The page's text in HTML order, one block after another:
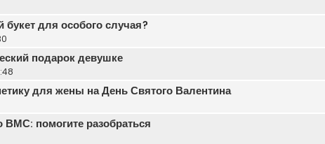
для особого случая?
подарок девушке
для жены на День Святого Валентина
помогите разобраться